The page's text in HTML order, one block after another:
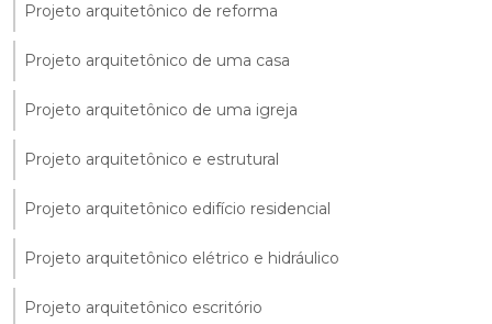
Projeto arquitetônico de reforma
Projeto arquitetônico de uma casa
Projeto arquitetônico de uma igreja
Projeto arquitetônico e estrutural
Projeto arquitetônico edifício residencial
Projeto arquitetônico elétrico e hidráulico
Projeto arquitetônico escritório